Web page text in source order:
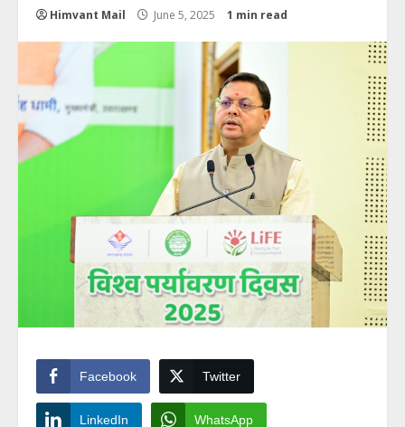
Himvant Mail June 5, 2025 1 min read
Facebook Twitter
LinkedIn WhatsApp